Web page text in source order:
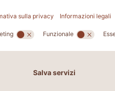
Per un effetto riducente
63,00 €